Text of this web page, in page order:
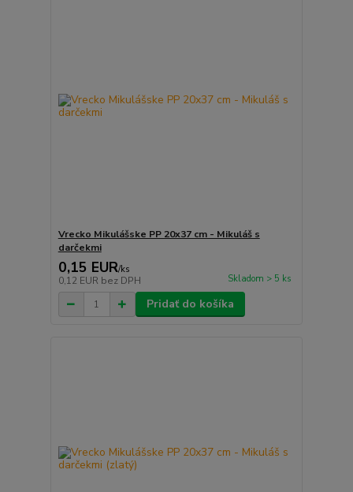
Vrecko Mikulášske PP 20x37 cm - Mikuláš s
darčekmi
0,15 EUR/ks
0,12 EUR bez DPH Skladom > 5 ks
Pridať do košíka